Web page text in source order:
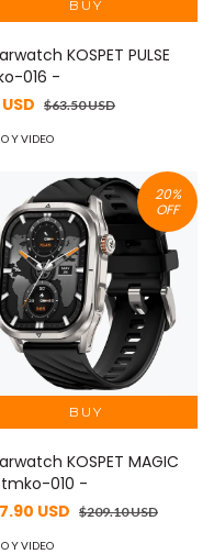
KOSPET PULSE
016 -
$63.50 USD
Y VIDEO
20%
OFF
KOSPET MAGIC
tmko-010 -
USD
$209.10 USD
Y VIDEO